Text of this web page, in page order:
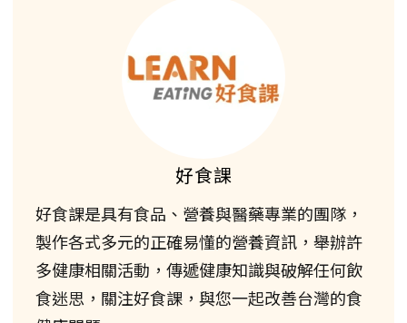
好食課
好食課是具有食品、營養與醫藥專業的團隊，
製作各式多元的正確易懂的營養資訊，舉辦許
多健康相關活動，傳遞健康知識與破解任何飲
食迷思，關注好食課，與您一起改善台灣的食